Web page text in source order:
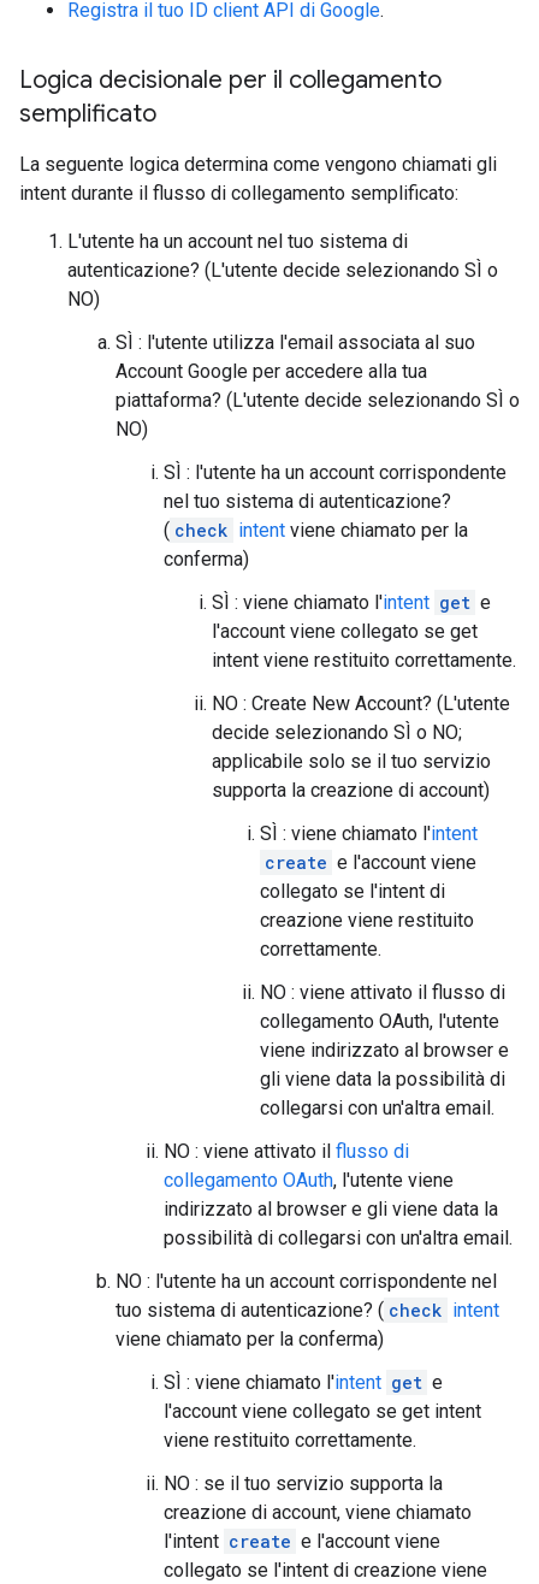
Registra il tuo ID client API di Google.
Logica decisionale per il collegamento
semplificato
La seguente logica determina come vengono chiamati gli
intent durante il flusso di collegamento semplificato:
L'utente ha un account nel tuo sistema di
autenticazione? (L'utente decide selezionando SÌ o
NO)
SÌ : l'utente utilizza l'email associata al suo
Account Google per accedere alla tua
piattaforma? (L'utente decide selezionando SÌ o
NO)
SÌ : l'utente ha un account corrispondente
nel tuo sistema di autenticazione?
( check intent viene chiamato per la
conferma)
SÌ : viene chiamato l'intent get e
l'account viene collegato se get
intent viene restituito correttamente.
NO : Create New Account? (L'utente
decide selezionando SÌ o NO;
applicabile solo se il tuo servizio
supporta la creazione di account)
SÌ : viene chiamato l'intent
create e l'account viene
collegato se l'intent di
creazione viene restituito
correttamente.
NO : viene attivato il flusso di
collegamento OAuth, l'utente
viene indirizzato al browser e
gli viene data la possibilità di
collegarsi con un'altra email.
NO : viene attivato il flusso di
collegamento OAuth, l'utente viene
indirizzato al browser e gli viene data la
possibilità di collegarsi con un'altra email.
NO : l'utente ha un account corrispondente nel
tuo sistema di autenticazione? ( check intent
viene chiamato per la conferma)
SÌ : viene chiamato l'intent get e
l'account viene collegato se get intent
viene restituito correttamente.
NO : se il tuo servizio supporta la
creazione di account, viene chiamato
l'intent create e l'account viene
collegato se l'intent di creazione viene